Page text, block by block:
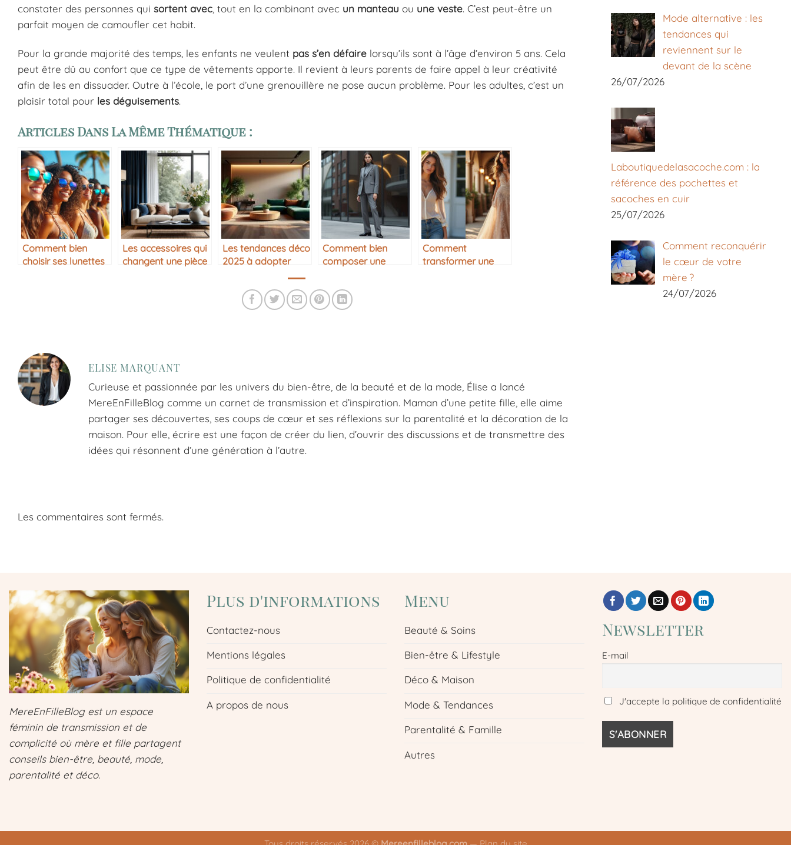
constater des personnes qui sortent avec , tout en la combinant avec un manteau ou une veste. C’est peut-être un
parfait moyen de camoufler cet habit.
Pour la grande majorité des temps, les enfants ne veulent pas s’en défaire lorsqu’ils sont à l’âge d’environ 5 ans. Cela
peut être dû au confort que ce type de vêtements apporte. Il revient à leurs parents de faire appel à leur créativité
afin de les en dissuader. Outre à l’école, le port d’une grenouillère ne pose aucun problème. Pour les adultes, c’est un
plaisir total pour les déguisements.
Articles Dans La Même Thématique :
Comment bien
choisir ses lunettes
Les accessoires qui
changent une pièce
Les tendances déco
2025 à adopter
Comment bien
composer une
Comment
transformer une
ELISE MARQUANT
Curieuse et passionnée par les univers du bien-être, de la beauté et de la mode, Élise a lancé
MereEnFilleBlog comme un carnet de transmission et d’inspiration. Maman d’une petite fille, elle aime
partager ses découvertes, ses coups de cœur et ses réflexions sur la parentalité et la décoration de la
maison. Pour elle, écrire est une façon de créer du lien, d’ouvrir des discussions et de transmettre des
idées qui résonnent d’une génération à l’autre.
Les commentaires sont fermés.
Mode alternative : les
tendances qui
reviennent sur le
devant de la scène
26/07/2026
Laboutiquedelasacoche.com : la
référence des pochettes et
sacoches en cuir
25/07/2026
Comment reconquérir
le cœur de votre
mère ?
24/07/2026
MereEnFilleBlog est un espace
féminin de transmission et de
complicité où mère et fille partagent
conseils bien-être, beauté, mode,
parentalité et déco.
Plus d'informations
Contactez-nous
Mentions légales
Politique de confidentialité
A propos de nous
Menu
Beauté & Soins
Bien-être & Lifestyle
Déco & Maison
Mode & Tendances
Parentalité & Famille
Autres
Newsletter
E-mail
J'accepte la politique de confidentialité